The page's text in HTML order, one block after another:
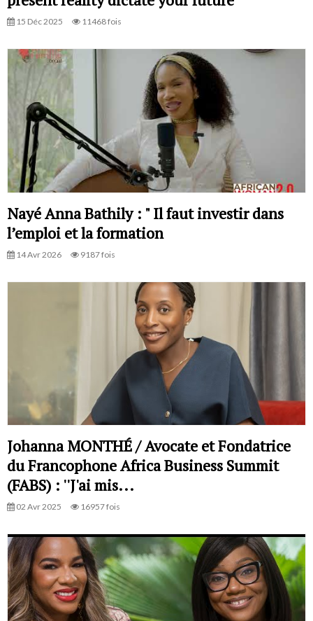
15 Déc 2025 11468 fois
Nayé Anna Bathily : " Il faut investir dans
l’emploi et la formation
14 Avr 2026 9187 fois
Johanna MONTHÉ / Avocate et Fondatrice
du Francophone Africa Business Summit
(FABS) : ''J'ai mis...
02 Avr 2025 16957 fois